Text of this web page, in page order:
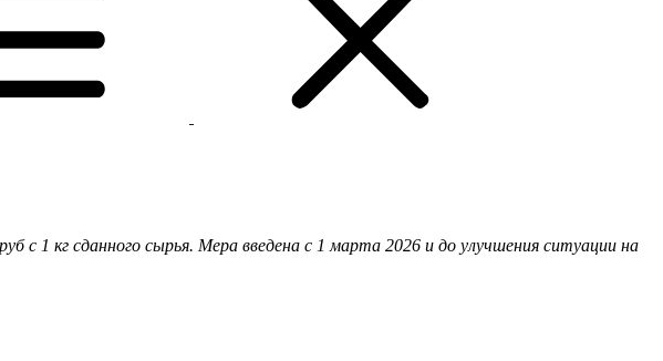
с 1 кг сданного сырья. Мера введена с 1 марта 2026 и до улучшения ситуации на